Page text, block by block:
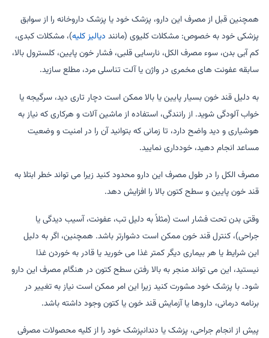
همچنین قبل از مصرف این دارو، پزشک خود یا پزشک داروخانه را از سوابق
پزشکی خود به خصوص: مشکلات کلیوی (مانند دیالیز کلیه)، مشکلات کبدی،
کم آبی بدن، سوء مصرف الکل، نارسایی قلبی، فشار خون پایین، کلسترول بالا،
سابقه عفونت های مخمری در واژن یا آلت تناسلی مرد، مطلع سازید.
به دلیل قند خون بسیار پایین یا بالا ممکن است دچار تاری دید، سرگیجه یا
خواب آلودگی شوید. از رانندگی، استفاده از ماشین آلات و هرکاری که نیاز به
هوشیاری و دید واضح دارد، تا زمانی که بتوانید آن را در امنیت و وضعیت
مساعد انجام دهید، خودداری نمایید.
مصرف الکل را در طول مصرف این دارو محدود کنید زیرا می تواند خطر ابتلا به
قند خون پایین و سطح کتون بالا را افزایش دهد.
وقتی بدن تحت فشار است (مثلاً به دلیل تب، عفونت، آسیب دیدگی یا
جراحی)، کنترل قند خون ممکن است دشوارتر باشد. همچنین، اگر به دلیل
این شرایط یا هر بیماری دیگر کمتر غذا می خورید یا قادر به خوردن غذا
نیستید، این می تواند منجر به بالا رفتن سطح کتون در هنگام مصرف این دارو
شود. با پزشک خود مشورت کنید زیرا این امر ممکن است نیاز به تغییر در
برنامه درمانی، داروها یا آزمایش قند خون یا کتون وجود داشته باشد.
پیش از انجام جراحی، پزشک یا دندانپزشک خود را از کلیه محصولات مصرفی